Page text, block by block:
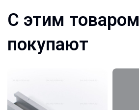
С этим товаром
покупают